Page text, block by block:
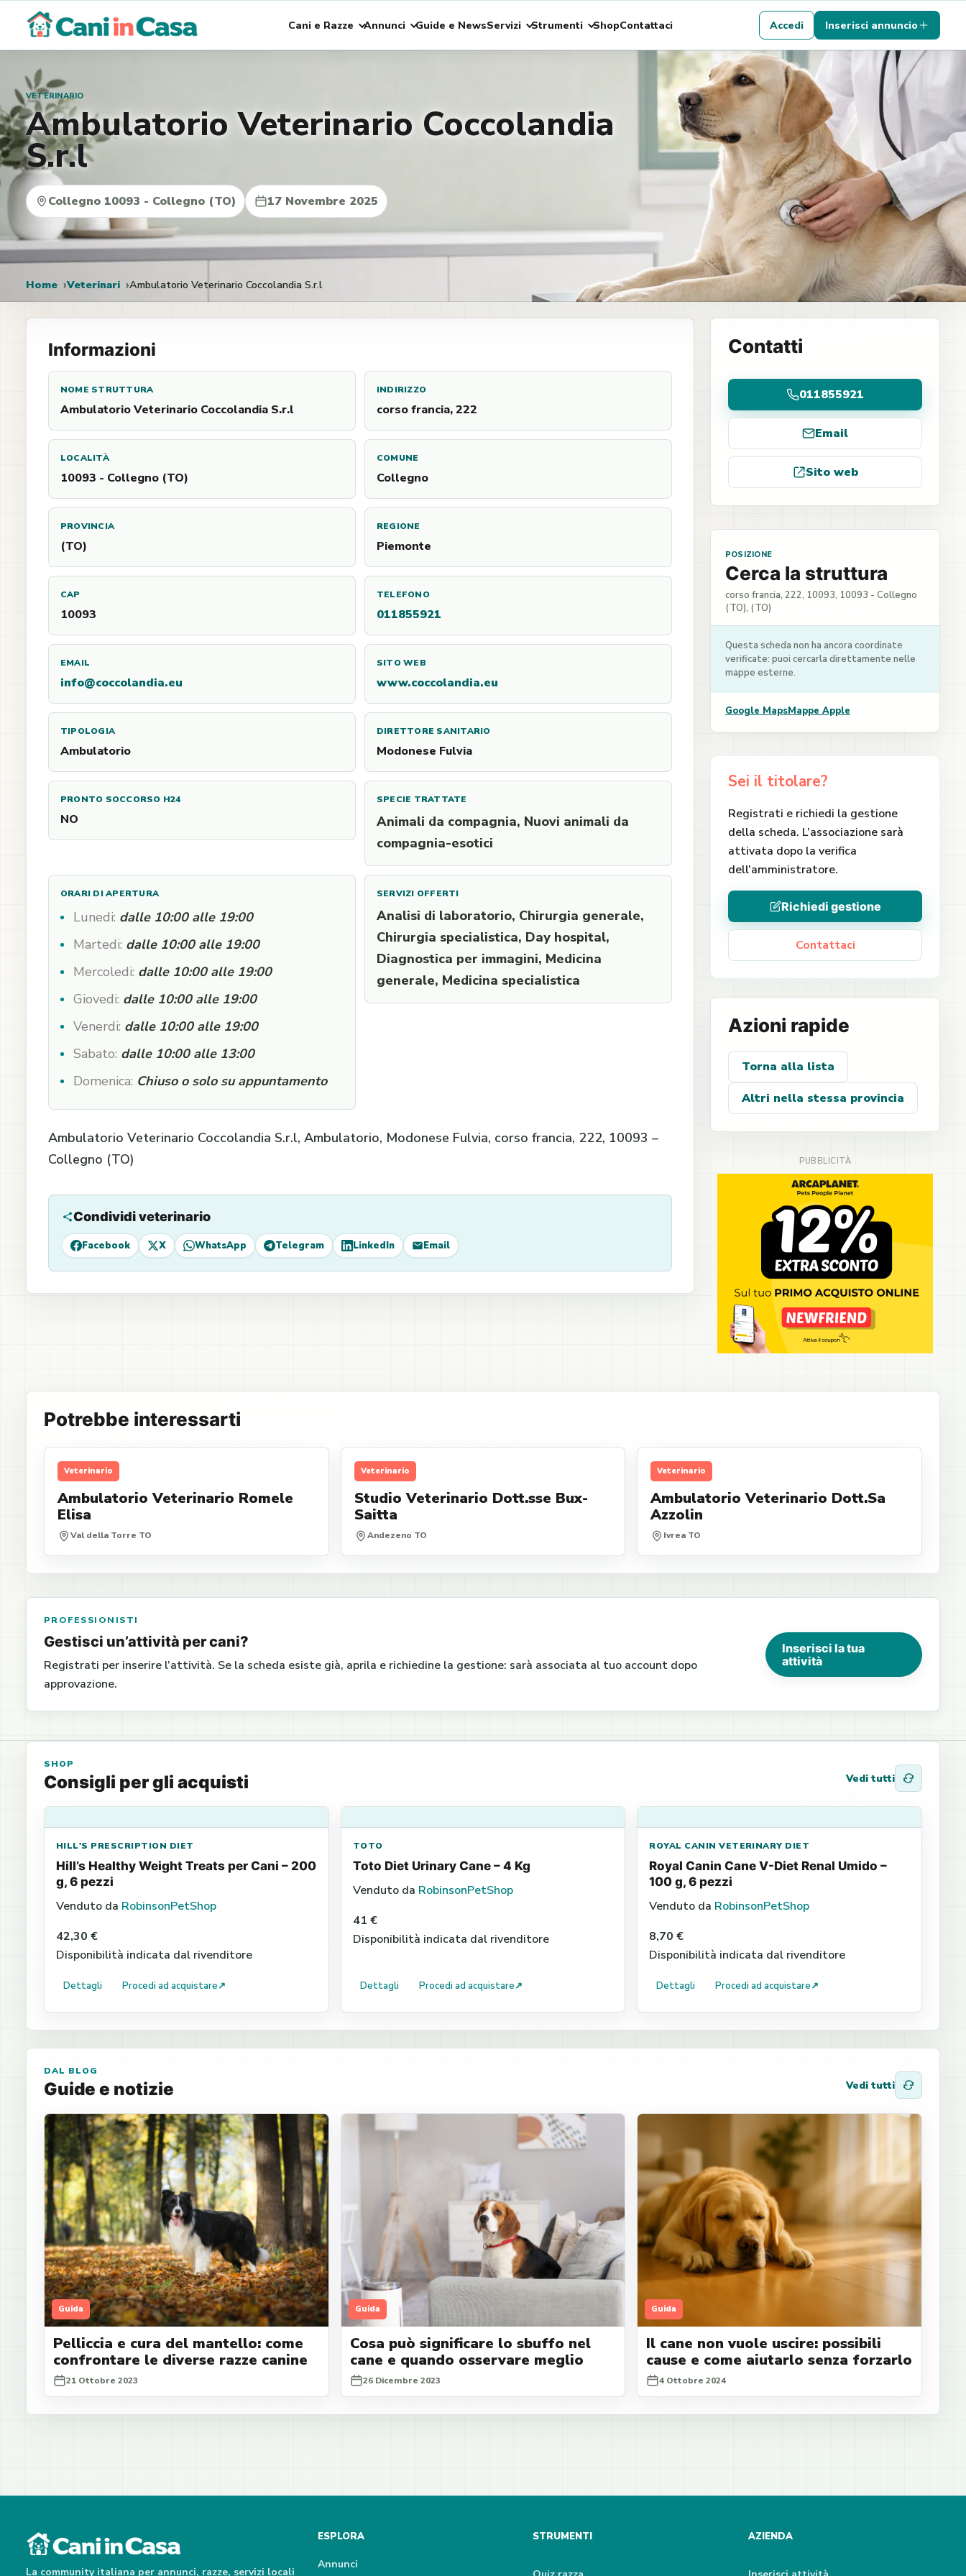
contenuto
Cani e Razze Annunci Guide e NewsServizi Strumenti ShopContattaci Accedi Inserisci annuncio
VETERINARIO
Ambulatorio Veterinario Coccolandia
S.r.l
Collegno 10093 - Collegno (TO) 17 Novembre 2025
Home Veterinari Ambulatorio Veterinario Coccolandia S.r.l
Informazioni
NOME STRUTTURA
Ambulatorio Veterinario Coccolandia S.r.l
INDIRIZZO
corso francia, 222
LOCALITÀ
10093 - Collegno (TO)
COMUNE
Collegno
PROVINCIA
(TO)
REGIONE
Piemonte
CAP
10093
TELEFONO
011855921
EMAIL
info@coccolandia.eu
SITO WEB
www.coccolandia.eu
TIPOLOGIA
Ambulatorio
DIRETTORE SANITARIO
Modonese Fulvia
PRONTO SOCCORSO H24
NO
SPECIE TRATTATE
Animali da compagnia, Nuovi animali da
compagnia-esotici
ORARI DI APERTURA
Lunedi: dalle 10:00 alle 19:00
Martedi: dalle 10:00 alle 19:00
Mercoledi: dalle 10:00 alle 19:00
Giovedi: dalle 10:00 alle 19:00
Venerdi: dalle 10:00 alle 19:00
Sabato: dalle 10:00 alle 13:00
Domenica: Chiuso o solo su appuntamento
SERVIZI OFFERTI
Analisi di laboratorio, Chirurgia generale,
Chirurgia specialistica, Day hospital,
Diagnostica per immagini, Medicina
generale, Medicina specialistica
Ambulatorio Veterinario Coccolandia S.r.l, Ambulatorio, Modonese Fulvia, corso francia, 222, 10093 –
Collegno (TO)
Condividi veterinario
Facebook X WhatsApp Telegram LinkedIn Email
Contatti
011855921
Email
Sito web
POSIZIONE
Cerca la struttura
corso francia, 222, 10093, 10093 - Collegno
(TO), (TO)
Questa scheda non ha ancora coordinate
verificate: puoi cercarla direttamente nelle
mappe esterne.
Google MapsMappe Apple
Sei il titolare?
Registrati e richiedi la gestione
della scheda. L’associazione sarà
attivata dopo la verifica
dell’amministratore.
Richiedi gestione
Contattaci
Azioni rapide
Torna alla lista
Altri nella stessa provincia
Potrebbe interessarti
Veterinario
Ambulatorio Veterinario Romele
Elisa
Val della Torre TO
Veterinario
Studio Veterinario Dott.sse Bux-
Saitta
Andezeno TO
Veterinario
Ambulatorio Veterinario Dott.Sa
Azzolin
Ivrea TO
PROFESSIONISTI
Gestisci un’attività per cani?
Registrati per inserire l’attività. Se la scheda esiste già, aprila e richiedine la gestione: sarà associata al tuo account dopo
approvazione.
Inserisci la tua
attività
SHOP
Consigli per gli acquisti Vedi tutti
HILL'S PRESCRIPTION DIET
Hill’s Healthy Weight Treats per Cani – 200
g, 6 pezzi
Venduto da RobinsonPetShop
42,30 €
Disponibilità indicata dal rivenditore
Dettagli Procedi ad acquistare↗
TOTO
Toto Diet Urinary Cane – 4 Kg
Venduto da RobinsonPetShop
41 €
Disponibilità indicata dal rivenditore
Dettagli Procedi ad acquistare↗
ROYAL CANIN VETERINARY DIET
Royal Canin Cane V-Diet Renal Umido –
100 g, 6 pezzi
Venduto da RobinsonPetShop
8,70 €
Disponibilità indicata dal rivenditore
Dettagli Procedi ad acquistare↗
DAL BLOG
Guide e notizie Vedi tutti
Guida
Pelliccia e cura del mantello: come
confrontare le diverse razze canine
21 Ottobre 2023
Guida
Cosa può significare lo sbuffo nel
cane e quando osservare meglio
26 Dicembre 2023
Guida
Il cane non vuole uscire: possibili
cause e come aiutarlo senza forzarlo
4 Ottobre 2024
La community italiana per annunci, razze, servizi locali
ESPLORA
Annunci
STRUMENTI AZIENDA